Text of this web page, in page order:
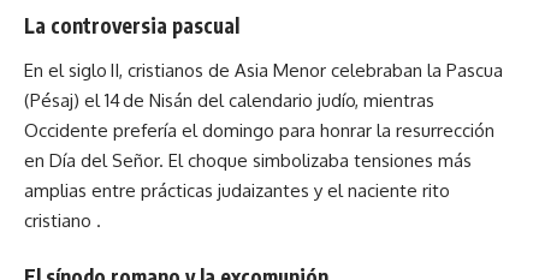
La controversia pascual
En el siglo II, cristianos de Asia Menor celebraban la Pascua
(Pésaj) el 14 de Nisán del calendario judío, mientras
Occidente prefería el domingo para honrar la resurrección
en Día del Señor. El choque simbolizaba tensiones más
amplias entre prácticas judaizantes y el naciente rito
cristiano .